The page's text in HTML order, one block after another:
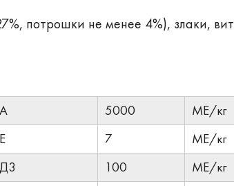
потрошки не менее 4%), злаки,
5000
МЕ/кг
7
МЕ/кг
100
МE/кг